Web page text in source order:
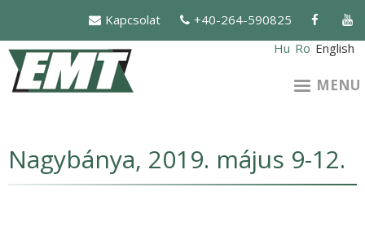
main
content
Kapcsolat
+40-264-590825
Hu Ro English
MENU
Nagybánya, 2019. május 9-12.